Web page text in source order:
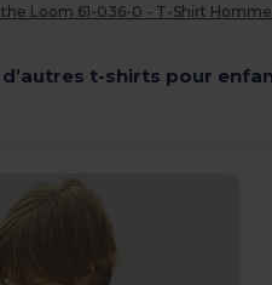
Loom 61-036-0 - T-Shirt Homme
t-shirts pour